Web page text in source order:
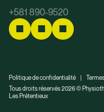
+581 890-9520
Politique de confidentialité
Tous droits réservés 2026 ©
Les Prétentieux